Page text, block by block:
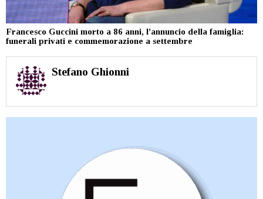
Francesco Guccini morto a 86 anni, l’annuncio della famiglia:
funerali privati e commemorazione a settembre
Stefano Ghionni